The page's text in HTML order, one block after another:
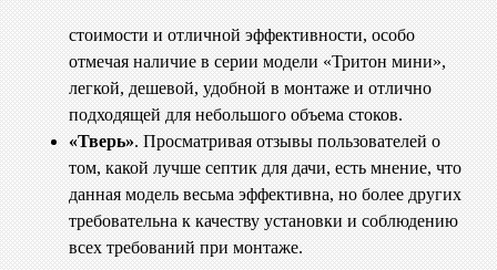
стоимости и отличной эффективности, особо
отмечая наличие в серии модели «Тритон мини»,
легкой, дешевой, удобной в монтаже и отлично
подходящей для небольшого объема стоков.
«Тверь». Просматривая отзывы пользователей о
том, какой лучше септик для дачи, есть мнение, что
данная модель весьма эффективна, но более других
требовательна к качеству установки и соблюдению
всех требований при монтаже.